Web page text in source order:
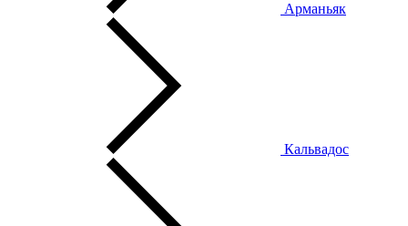
Арманьяк
Кальвадос